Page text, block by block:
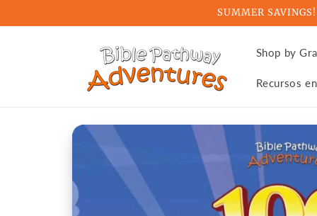
SUMMER
Shop by
Recursos
Skip to
product
information